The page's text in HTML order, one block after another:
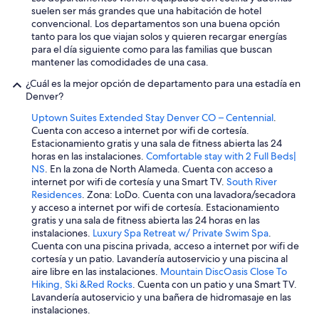
suelen ser más grandes que una habitación de hotel
convencional. Los departamentos son una buena opción
tanto para los que viajan solos y quieren recargar energías
para el día siguiente como para las familias que buscan
mantener las comodidades de una casa.
¿Cuál es la mejor opción de departamento para una estadía en
Denver?
Uptown Suites Extended Stay Denver CO – Centennial.
Cuenta con acceso a internet por wifi de cortesía.
Estacionamiento gratis y una sala de fitness abierta las 24
horas en las instalaciones. Comfortable stay with 2 Full Beds|
NS. En la zona de North Alameda. Cuenta con acceso a
internet por wifi de cortesía y una Smart TV. South River
Residences. Zona: LoDo. Cuenta con una lavadora/secadora
y acceso a internet por wifi de cortesía. Estacionamiento
gratis y una sala de fitness abierta las 24 horas en las
instalaciones. Luxury Spa Retreat w/ Private Swim Spa.
Cuenta con una piscina privada, acceso a internet por wifi de
cortesía y un patio. Lavandería autoservicio y una piscina al
aire libre en las instalaciones. Mountain DiscOasis Close To
Hiking, Ski &Red Rocks. Cuenta con un patio y una Smart TV.
Lavandería autoservicio y una bañera de hidromasaje en las
instalaciones.